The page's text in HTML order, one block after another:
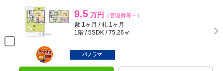
9.5 万円 （管理費等－）
敷 1ヶ月 / 礼 1ヶ月
1階 / 5SDK / 75.26㎡
ポンタ
部屋
パノラマ